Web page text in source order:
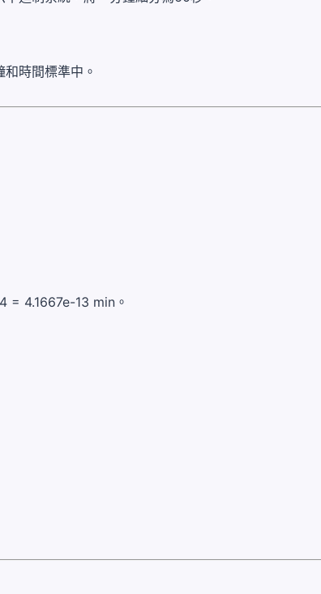
時間標準中。
= 4.1667e-13 min。